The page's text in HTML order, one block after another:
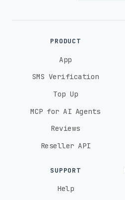
PRODUCT
App
SMS Verification
Top Up
MCP for AI Agents
Reviews
Reseller API
SUPPORT
Help